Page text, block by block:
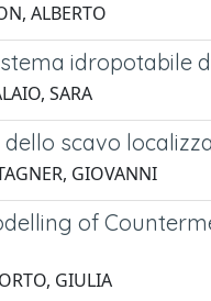
ALBERTO
idropotabile
SARA
scavo
GIOVANNI
of
GIULIA